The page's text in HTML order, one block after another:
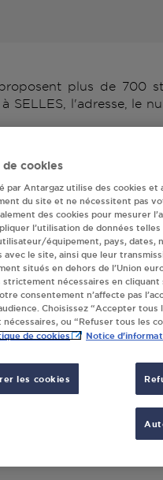
plus de 700
SELLES, l'adresse, le
NOEL SELLES
DE DESVRES
SELLES
S'Y RENDRE
de cookies
par Antargaz utilise des cookies
du site et ne nécessitent pas
des cookies pour mesurer
l’utilisation de données
équipement, pays, dates,
avec le site, ainsi que leur
situés en dehors de l’Union
strictement nécessaires en
consentement n’affecte pas
Choisissez “Accepter
ou “Refuser tous les
de cookies Notice
les cookies